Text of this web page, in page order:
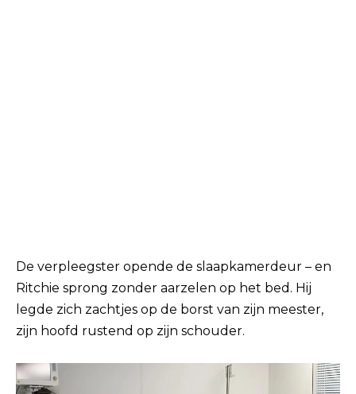
De verpleegster opende de slaapkamerdeur – en
Ritchie sprong zonder aarzelen op het bed. Hij
legde zich zachtjes op de borst van zijn meester,
zijn hoofd rustend op zijn schouder.